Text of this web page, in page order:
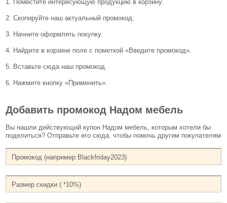
1. Поместите интересующую продукцию в корзину.
2. Скопируйте наш актуальный промокод.
3. Начните оформлять покупку.
4. Найдите в корзине поле с пометкой «Введите промокод».
5. Вставьте сюда наш промокод.
6. Нажмите кнопку «Применить».
Добавить промокод Надом мебель
Вы нашли действующий купон Надом мебель, которым хотели бы
поделиться? Отправьте его сюда, чтобы помочь другим покупателям